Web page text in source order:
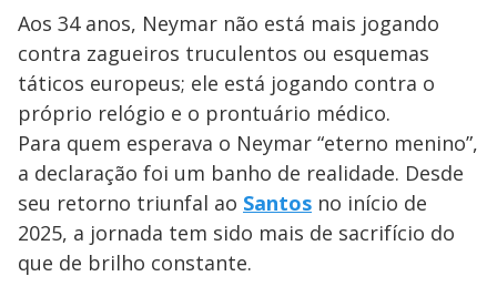
Aos 34 anos, Neymar não está mais jogando
contra zagueiros truculentos ou esquemas
táticos europeus; ele está jogando contra o
próprio relógio e o prontuário médico.
Para quem esperava o Neymar “eterno menino”,
a declaração foi um banho de realidade. Desde
seu retorno triunfal ao Santos no início de
2025, a jornada tem sido mais de sacrifício do
que de brilho constante.